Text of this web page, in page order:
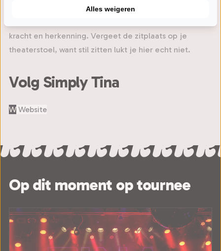
avond opstuwen tot grote hoogtes. Geen ingetogen
kracht en herkenning. Vergeet de zitplaats op je
theaterstoel, want stil zitten lukt je hier echt niet.
Volg Simply Tina
W Website
Op dit moment op tournee
Alles weigeren